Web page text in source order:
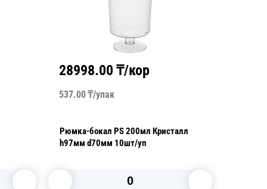
28998.00 ₸/кор
537.00₸/упак
Рюмка-бокал PS 200мл Кристалл
h97мм d70мм 10шт/уп